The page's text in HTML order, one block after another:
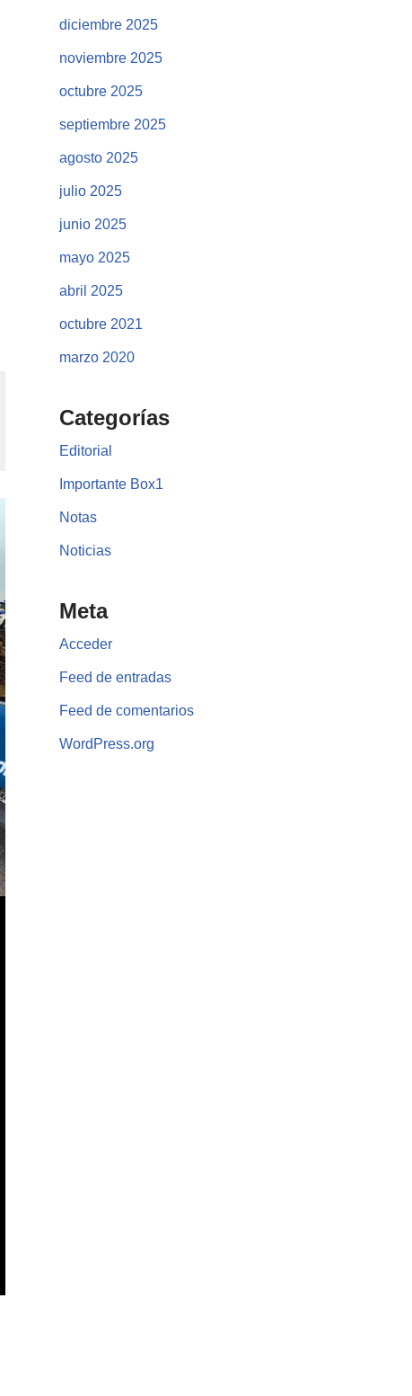
diciembre 2025
noviembre 2025
octubre 2025
septiembre 2025
agosto 2025
julio 2025
junio 2025
mayo 2025
abril 2025
octubre 2021
marzo 2020
Categorías
Editorial
Importante Box1
Notas
Noticias
Meta
Acceder
Feed de entradas
Feed de comentarios
WordPress.org